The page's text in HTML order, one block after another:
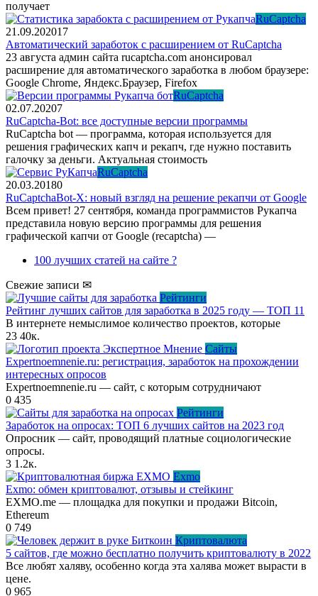
получает
RuCaptcha
21.09.202017
Автоматический заработок с расширением от RuCaptcha
23 августа админ сайта rucaptcha.com анонсировал
расширение для автоматического заработка в любом браузере:
Google Chrome, Яндекс.Браузер, Firefox
RuCaptcha
02.07.20207
RuCaptcha-Bot: все доступные версии программы
RuCaptcha bot — программа, которая используется для
решения графических капч и рекапч, где нужно поставить
галочку за деньги. Актуальная стоимость
RuCaptcha
20.03.20180
RuCaptchaBot-X: новый взгляд на решение рекапчи от Google
Всем привет! 27 сентября, команда программистов Рукапча
представила новую версию программы для решения
графической капчи от Google (recaptcha) —
100 лучших статей на сайте ?
Свежие записи ✉
Рейтинги
Рейтинг лучших сайтов для заработка в 2025 году — ТОП 11
В интернете немыслимое количество проектов, которые
23 40к.
Сайты
Expertnoemnenie.ru: регистрация, заработок на прохождении
интересных опросов
Expertnoemnenie.ru — сайт, с которым сотрудничают
0 435
Рейтинги
Заработок на опросах: ТОП 6 лучших сайтов на 2023 год
Опросник — сайт, проводящий платные социологические
опросы.
3 1.2к.
Exmo
Exmo: обмен криптовалют, отзывы и стейкинг
EXMO.me — площадка для покупки и продажи Bitcoin,
Ethereum
0 749
Криптовалюта
5 сайтов, где можно бесплатно получить криптовалюту в 2022
Все любят халяву, особенно когда эта халява может вырасти в
цене.
0 965